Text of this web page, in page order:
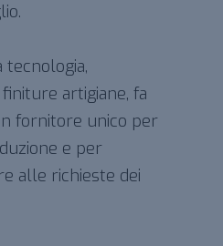
tecnologia,
artigiane, fa
fornitore unico per
e per
alle richieste dei